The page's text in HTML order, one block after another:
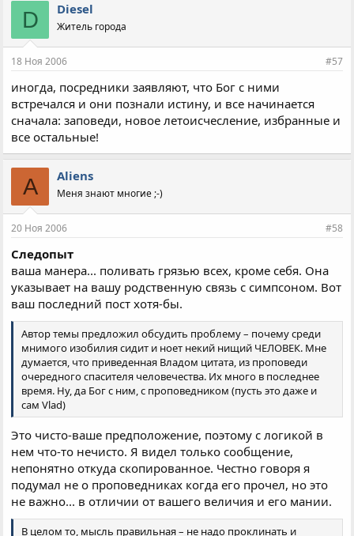
D Diesel
Житель города
18 Ноя 2006 #57
иногда, посредники заявляют, что Бог с ними
встречался и они познали истину, и все начинается
сначала: заповеди, новое летоисчесление, избранные и
все остальные!
A Aliens
Меня знают многие ;-)
20 Ноя 2006 #58
Следопыт
ваша манера... поливать грязью всех, кроме себя. Она
указывает на вашу родственную связь с симпсоном. Вот
ваш последний пост хотя-бы.
Автор темы предложил обсудить проблему – почему среди
мнимого изобилия сидит и ноет некий нищий ЧЕЛОВЕК. Мне
думается, что приведенная Владом цитата, из проповеди
очередного спасителя человечества. Их много в последнее
время. Ну, да Бог с ним, с проповедником (пусть это даже и
сам Vlad)
Это чисто-ваше предположение, поэтому с логикой в
нем что-то нечисто. Я видел только сообщение,
непонятно откуда скопированное. Честно говоря я
подумал не о проповедниках когда его прочел, но это
не важно... в отличии от вашего величия и его мании.
В целом то, мысль правильная – не надо проклинать и